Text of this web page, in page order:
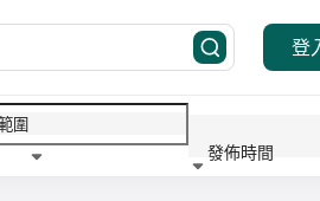
登
發佈時間